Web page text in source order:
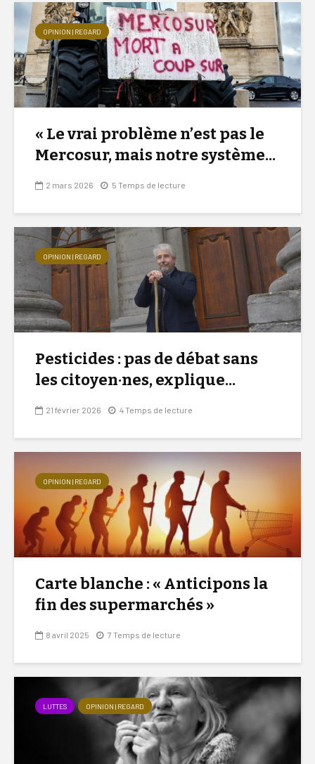
OPINION | REGARD
« Le vrai problème n’est pas le
Mercosur, mais notre système...
2 mars 2026 5 Temps de lecture
OPINION | REGARD
Pesticides : pas de débat sans
les citoyen·nes, explique...
21 février 2026 4 Temps de lecture
OPINION | REGARD
Carte blanche : « Anticipons la
fin des supermarchés »
8 avril 2025 7 Temps de lecture
LUTTES OPINION | REGARD